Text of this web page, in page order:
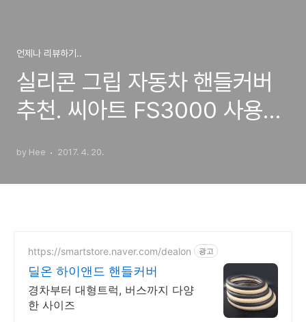
언제나 리뷰하기..
실리콘 그립 자동차 핸들커버
추천. 씨아트 FS3000 사용후
by Hee 2017. 4. 20.
https://smartstore.naver.com/dealon 광고
딜온 하이앤드 핸들커버
경차부터 대형트럭, 버스까지 다양
한 사이즈